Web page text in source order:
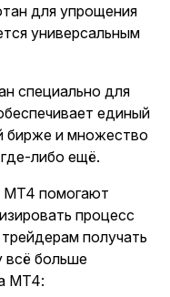
для упрощения
универсальным
специально для
единый
бирже и множество
либо ещё.
MT4 помогают
процесс
получать
всё больше
MT4: